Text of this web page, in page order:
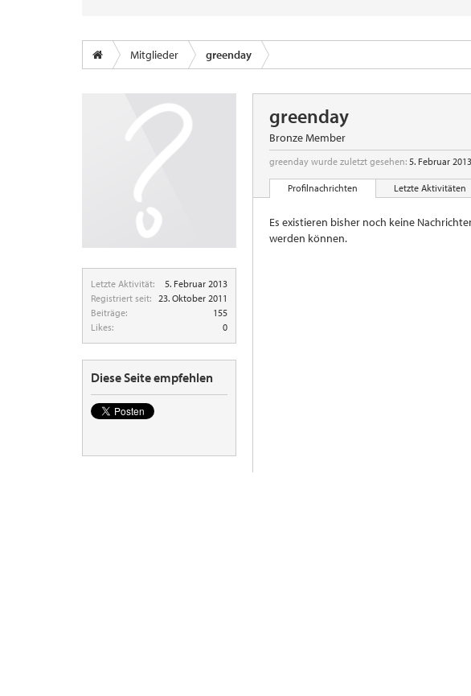
Mitglieder greenday
Letzte Aktivität:
5. Februar 2013
Registriert seit: 23. Oktober 2011
Beiträge:
155
Likes:
0
Diese Seite empfehlen
greenday
Bronze Member
greenday wurde zuletzt gesehen: 5. Februar 2013
Profilnachrichten Letzte Aktivitäten
Es existieren bisher noch keine
werden können.